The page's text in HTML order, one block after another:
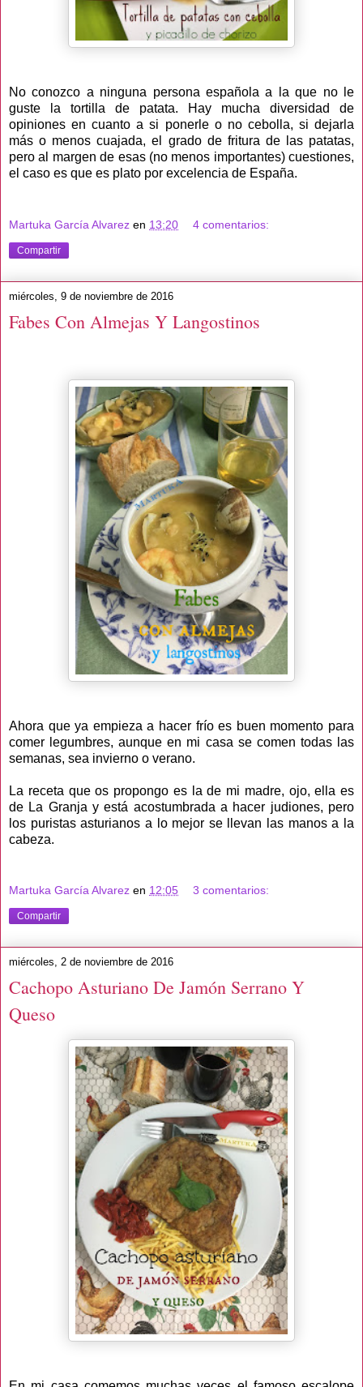
No conozco a ninguna persona española a la que no le
guste la tortilla de patata. Hay mucha diversidad de
opiniones en cuanto a si ponerle o no cebolla, si dejarla
más o menos cuajada, el grado de fritura de las patatas,
pero al margen de esas (no menos importantes) cuestiones,
el caso es que es plato por excelencia de España.
Martuka García Alvarez en 13:20 4 comentarios:
Compartir
miércoles, 9 de noviembre de 2016
Fabes Con Almejas Y Langostinos
Ahora que ya empieza a hacer frío es buen momento para
comer legumbres, aunque en mi casa se comen todas las
semanas, sea invierno o verano.
La receta que os propongo es la de mi madre, ojo, ella es
de La Granja y está acostumbrada a hacer judiones, pero
los puristas asturianos a lo mejor se llevan las manos a la
cabeza.
Martuka García Alvarez en 12:05 3 comentarios:
Compartir
miércoles, 2 de noviembre de 2016
Cachopo Asturiano De Jamón Serrano Y
Queso